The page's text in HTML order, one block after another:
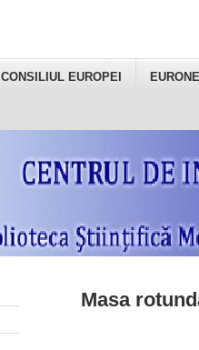
CONSILIUL EUROPEI
Masa